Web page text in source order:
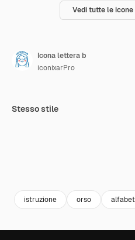
Vedi tutte le icone
Icona lettera b
iconixarPro
Stesso stile
istruzione orso